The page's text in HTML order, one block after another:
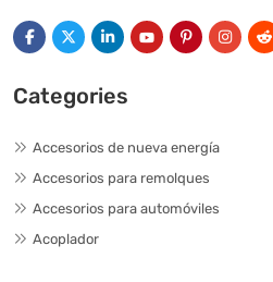
Categories
Accesorios de nueva energía
Accesorios para remolques
Accesorios para automóviles
Acoplador